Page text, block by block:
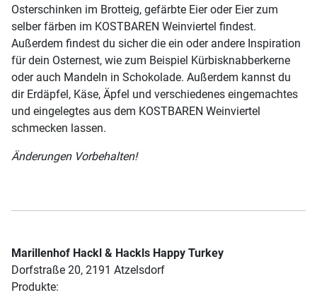
Osterschinken im Brotteig, gefärbte Eier oder Eier zum
selber färben im KOSTBAREN Weinviertel findest.
Außerdem findest du sicher die ein oder andere Inspiration
für dein Osternest, wie zum Beispiel Kürbisknabberkerne
oder auch Mandeln in Schokolade. Außerdem kannst du
dir Erdäpfel, Käse, Äpfel und verschiedenes eingemachtes
und eingelegtes aus dem KOSTBAREN Weinviertel
schmecken lassen.
Änderungen Vorbehalten!
Marillenhof Hackl & Hackls Happy Turkey
Dorfstraße 20, 2191 Atzelsdorf
Produkte: